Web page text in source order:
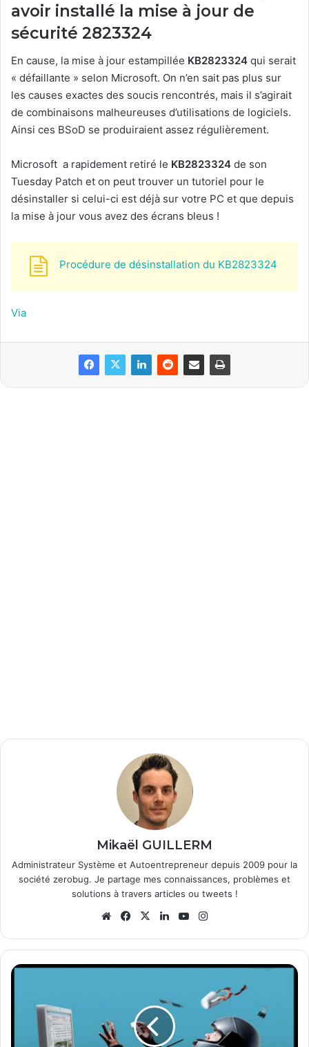
avoir installé la mise à jour de
sécurité 2823324
En cause, la mise à jour estampillée KB2823324 qui serait
« défaillante » selon Microsoft. On n’en sait pas plus sur
les causes exactes des soucis rencontrés, mais il s’agirait
de combinaisons malheureuses d’utilisations de logiciels.
Ainsi ces BSoD se produiraient assez régulièrement.
Microsoft a rapidement retiré le KB2823324 de son
Tuesday Patch et on peut trouver un tutoriel pour le
désinstaller si celui-ci est déjà sur votre PC et que depuis
la mise à jour vous avez des écrans bleus !
Procédure de désinstallation du KB2823324
Via
Mikaël GUILLERM
Administrateur Système et Autoentrepreneur depuis 2009 pour la
société zerobug. Je partage mes connaissances, problèmes et
solutions à travers articles ou tweets !
We
te
Fa
bo
ok
X
Lin
din
Yo
ub
e
ra
m
L